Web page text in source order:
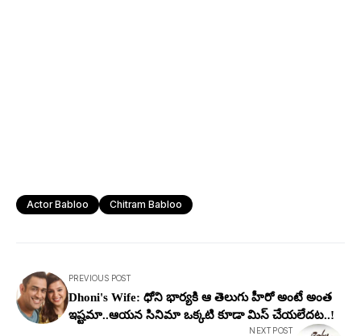
Actor Babloo Chitram Babloo
PREVIOUS POST
Dhoni's Wife: ధోని భార్య‌కి ఆ తెలుగు హీరో అంటే అంత
ఇష్ట‌మా..ఆయన సినిమా ఒక్క‌టి కూడా మిస్ చేయలేదట‌..!
NEXT POST